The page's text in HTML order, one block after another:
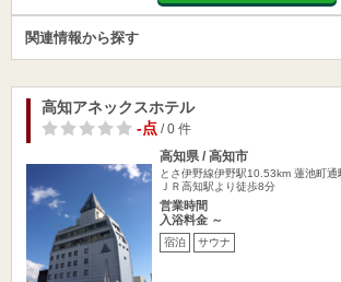
関連情報から探す
高知アネックスホテル
-点/ 0 件
高知県 / 高知市
とさ伊野線伊野駅10.53km 蓮池町通
ＪＲ高知駅より徒歩8分
営業時間
入浴料金 ～
宿泊 サウナ